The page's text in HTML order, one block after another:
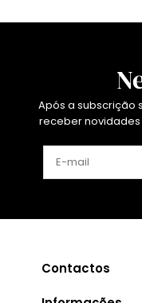
Após a subscrição
receber
Contactos